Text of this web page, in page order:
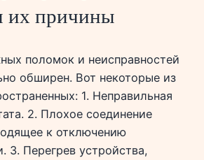
их причины
поломок и неисправностей
обширен. Вот некоторые из
1. Неправильная
2. Плохое соединение
к отключению
3. Перегрев устройства,